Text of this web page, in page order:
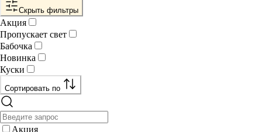
Скрыть фильтры
Акция
Пропускает свет
Бабочка
Новинка
Куски
Сортировать по
Акция